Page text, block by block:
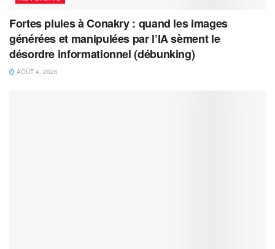
Fortes pluies à Conakry : quand les images
générées et manipulées par l’IA sèment le
désordre informationnel (débunking)
AOÛT 4, 2026